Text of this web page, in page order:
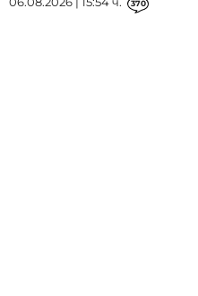
370